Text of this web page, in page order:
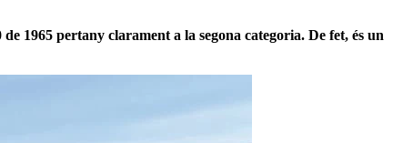
1965 pertany clarament a la segona categoria. De fet, és un